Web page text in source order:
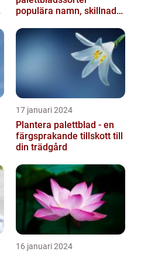
populära namn, skillnader
17 januari 2024
Plantera palettblad - en
färgsprakande tillskott till
din trädgård
16 januari 2024